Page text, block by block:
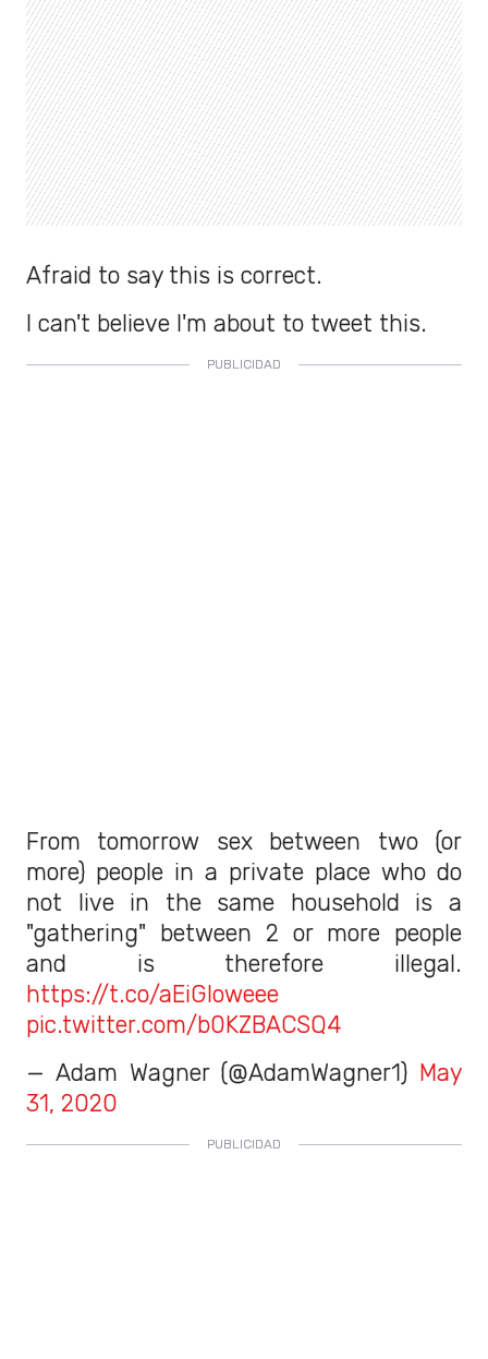
Afraid to say this is correct.
I can't believe I'm about to tweet this.
From tomorrow sex between two (or
more) people in a private place who do
not live in the same household is a
"gathering" between 2 or more people
and is therefore illegal.
https://t.co/aEiGIoweee
pic.twitter.com/b0KZBACSQ4
— Adam Wagner (@AdamWagner1) May
31, 2020